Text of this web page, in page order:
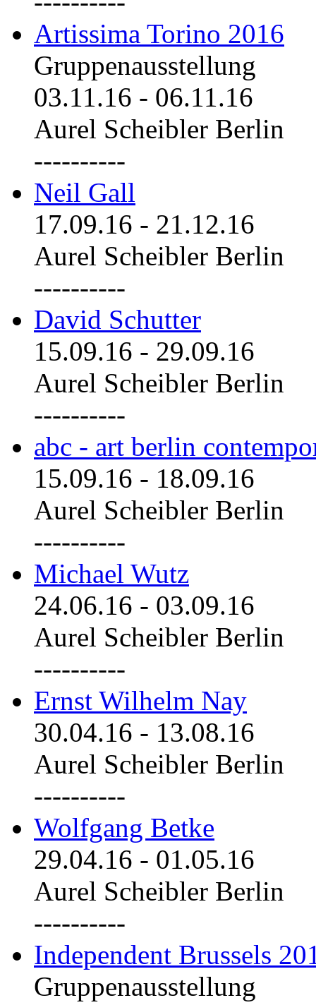
Artissima Torino 2016
Gruppenausstellung
03.11.16 - 06.11.16
Aurel Scheibler Berlin
----------
Neil Gall
17.09.16 - 21.12.16
Aurel Scheibler Berlin
----------
David Schutter
15.09.16 - 29.09.16
Aurel Scheibler Berlin
----------
abc - art berlin
15.09.16 - 18.09.16
Aurel Scheibler Berlin
----------
Michael Wutz
24.06.16 - 03.09.16
Aurel Scheibler Berlin
----------
Ernst Wilhelm Nay
30.04.16 - 13.08.16
Aurel Scheibler Berlin
----------
Wolfgang Betke
29.04.16 - 01.05.16
Aurel Scheibler Berlin
----------
Independent Brussels
Gruppenausstellung